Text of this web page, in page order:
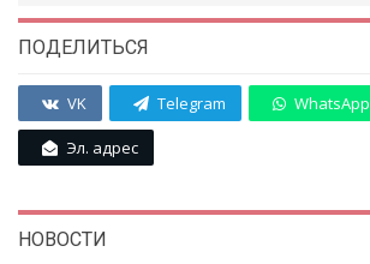
ПОДЕЛИТЬСЯ
VK Telegram WhatsApp
Эл. адрес
НОВОСТИ